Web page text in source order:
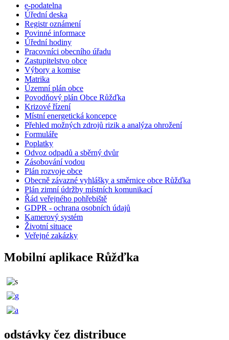
e-podatelna
Úřední deska
Registr oznámení
Povinné informace
Úřední hodiny
Pracovníci obecního úřadu
Zastupitelstvo obce
Výbory a komise
Matrika
Územní plán obce
Povodňový plán Obce Růžďka
Krizové řízení
Místní energetická koncepce
Přehled možných zdrojů rizik a analýza ohrožení
Formuláře
Poplatky
Odvoz odpadů a sběrný dvůr
Zásobování vodou
Plán rozvoje obce
Obecně závazné vyhlášky a směrnice obce Růžďka
Plán zimní údržby místních komunikací
Řád veřejného pohřebiště
GDPR - ochrana osobních údajů
Kamerový systém
Životní situace
Veřejné zakázky
Mobilní aplikace Růžďka
odstávky čez distribuce